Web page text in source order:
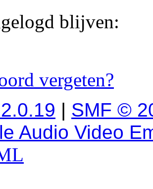
blijven:
vergeten?
| SMF ©
Audio Video